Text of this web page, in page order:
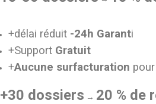
+délai réduit-24h Garanti
+Support Gratuit
+Aucune surfacturation
+30 dossiers → 20 % de